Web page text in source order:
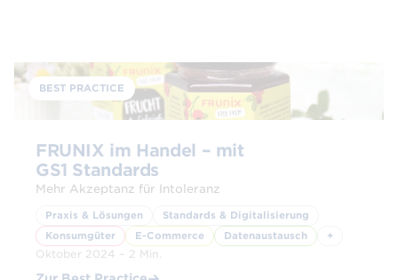
BEST PRACTICE
© Frunix GmbH
FRUNIX im Handel – mit
GS1 Standards
Mehr Akzeptanz für Intoleranz
Praxis & Lösungen
Standards & Digitalisierung
Konsumgüter
E-Commerce Datenaustausch +
Oktober 2024 – 2 Min.